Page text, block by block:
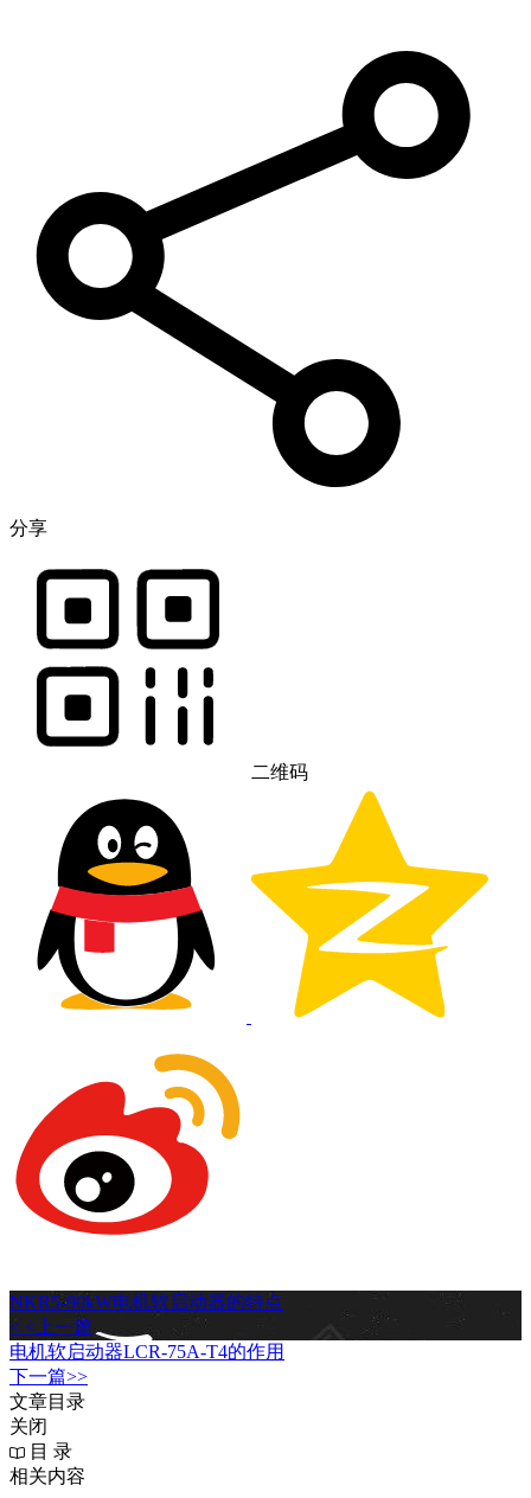
分享
二维码
NKR5-90kW电机软启动器的特点
< <上一篇
电机软启动器LCR-75A-T4的作用
下一篇>>
文章目录
关闭
目 录
相关内容